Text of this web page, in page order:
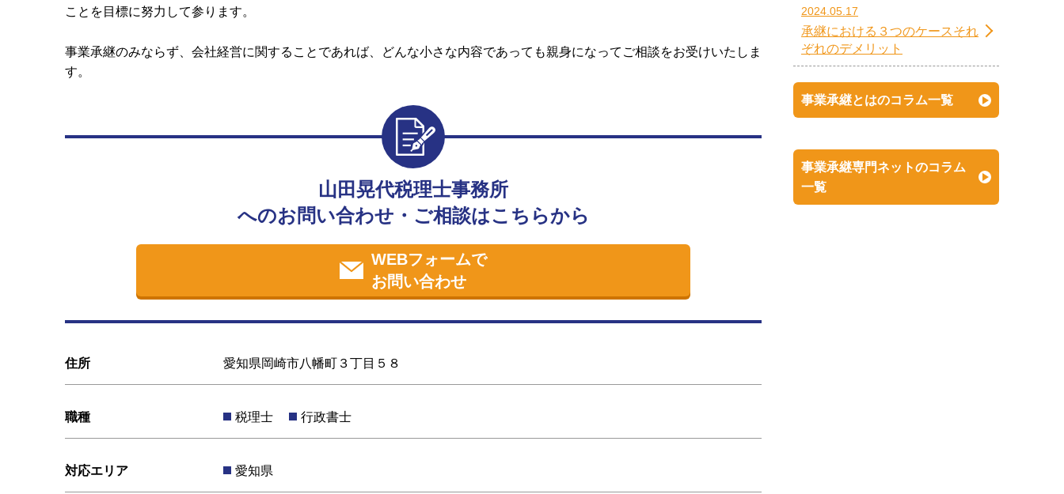
ことを目標に努力して参ります。
事業承継のみならず、会社経営に関することであれば、どんな小さな内容であっても親身になってご相談をお受けいたしま
す。
山田晃代税理士事務所
へのお問い合わせ・ご相談はこちらから
WEBフォームで
お問い合わせ
住所 愛知県岡崎市八幡町３丁目５８
職種 税理士 行政書士
対応エリア 愛知県
2024.05.17
承継における３つのケースそれ
ぞれのデメリット
事業承継とはのコラム一覧
事業承継専門ネットのコラム
一覧